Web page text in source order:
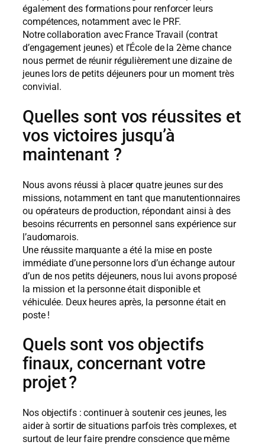
également des formations pour renforcer leurs
compétences, notamment avec le PRF.
Notre collaboration avec France Travail (contrat
d’engagement jeunes) et l’École de la 2ème chance
nous permet de réunir régulièrement une dizaine de
jeunes lors de petits déjeuners pour un moment très
convivial.
Quelles sont vos réussites et
vos victoires jusqu’à
maintenant ?
Nous avons réussi à placer quatre jeunes sur des
missions, notamment en tant que manutentionnaires
ou opérateurs de production, répondant ainsi à des
besoins récurrents en personnel sans expérience sur
l’audomarois.
Une réussite marquante a été la mise en poste
immédiate d’une personne lors d’un échange autour
d’un de nos petits déjeuners, nous lui avons proposé
la mission et la personne était disponible et
véhiculée. Deux heures après, la personne était en
poste !
Quels sont vos objectifs
finaux, concernant votre
projet ?
Nos objectifs : continuer à soutenir ces jeunes, les
aider à sortir de situations parfois très complexes, et
surtout de leur faire prendre conscience que même